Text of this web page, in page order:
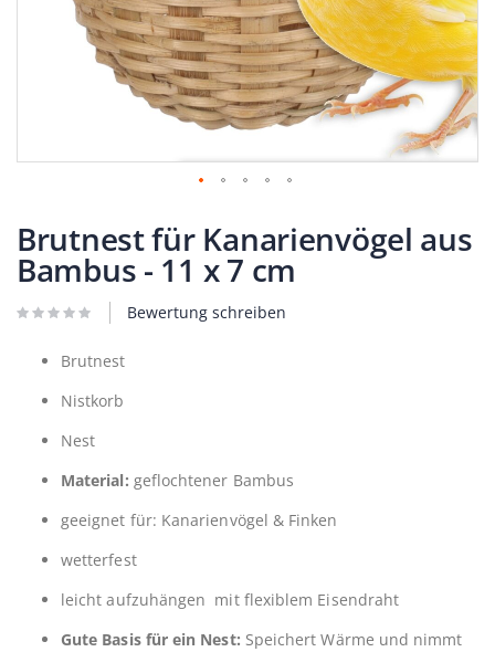
Anfang
der
Bildergalerie
springen
Brutnest für Kanarienvögel aus
Bambus - 11 x 7 cm
Bewertung schreiben
Brutnest
Nistkorb
Nest
Material: geflochtener Bambus
geeignet für: Kanarienvögel & Finken
wetterfest
leicht aufzuhängen mit flexiblem Eisendraht
Gute Basis für ein Nest: Speichert Wärme und nimmt